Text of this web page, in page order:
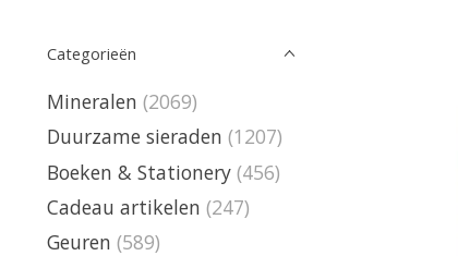
Categorieën
Mineralen (2069)
Duurzame sieraden (1207)
Boeken & Stationery (456)
Cadeau artikelen (247)
Geuren (589)